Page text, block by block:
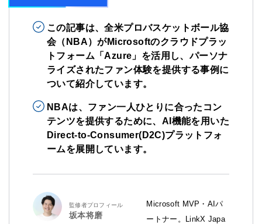
この記事は、全米プロバスケットボール協
会（NBA）がMicrosoftのクラウドプラッ
トフォーム「Azure」を活用し、パーソナ
ライズされたファン体験を提供する事例に
ついて紹介しています。
NBAは、ファン一人ひとりに合ったコン
テンツを提供するために、AI機能を用いた
Direct-to-Consumer(D2C)プラットフォ
ームを展開しています。
監修者プロフィール
坂本将磨
Microsoft MVP・AIパ
ートナー。LinkX Japa